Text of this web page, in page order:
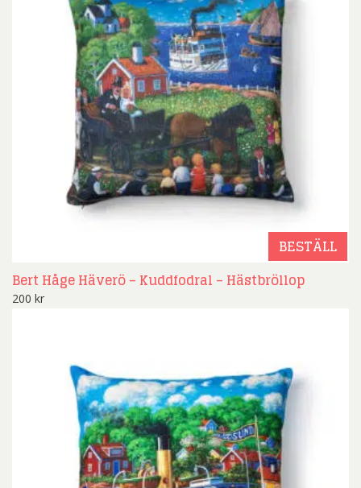
BESTÄLL
Bert Håge Häverö – Kuddfodral – Hästbröllop
200 kr